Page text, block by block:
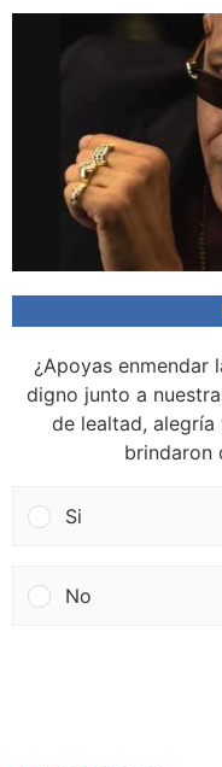
¿Apoyas enmendar
digno junto a
de lealtad,
brindaron
Si
No